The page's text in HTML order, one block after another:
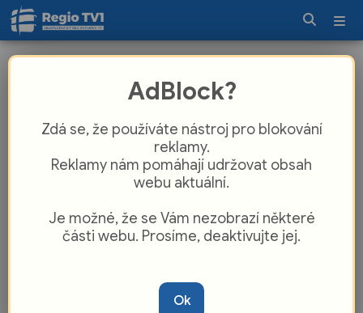
pohádkové postavy
AdBlock?
Zdá se, že používáte nástroj pro blokování
reklamy.
Reklamy nám pomáhají udržovat obsah
webu aktuální.
Je možné, že se Vám nezobrazí některé
části webu. Prosíme, deaktivujte jej.
Ok